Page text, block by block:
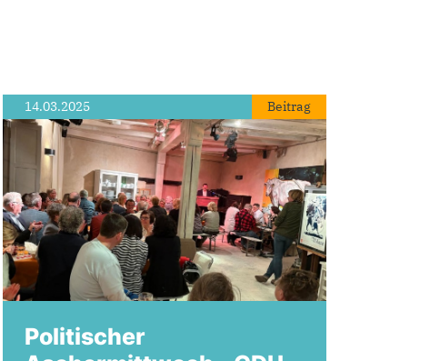
14.03.2025 Beitrag
Politischer